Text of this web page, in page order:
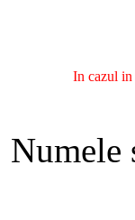
In cazul
Numele